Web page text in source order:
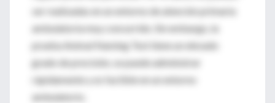
ser realizadas en un entorno de atención primaria
ambulatoria muy concurrido. Sin embargo, la
prueba Animal Naming Test tiene un elevado
grado de precisión, se puede administrar
rápidamente y es factible en un entorno
ambulatorio.